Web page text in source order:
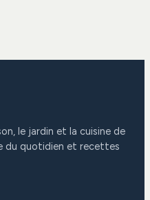
le jardin et la cuisine de
du quotidien et recettes